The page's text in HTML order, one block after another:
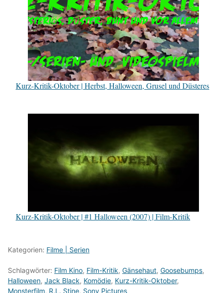
Kurz-Kritik-Oktober | Herbst, Halloween, Grusel und Düsteres
Kurz-Kritik-Oktober | #1 Halloween (2007) | Film-Kritik
Kategorien: Filme | Serien
Schlagwörter: Film Kino, Film-Kritik, Gänsehaut, Goosebumps,
Halloween, Jack Black, Komödie, Kurz-Kritik-Oktober,
Monsterfilm, R.L. Stine, Sony Pictures